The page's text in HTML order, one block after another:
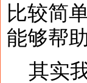
比较简
能够帮
其实我